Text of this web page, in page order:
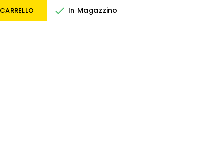
 In Magazzino